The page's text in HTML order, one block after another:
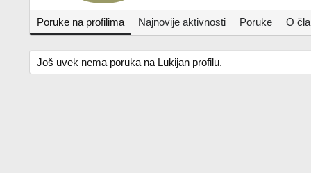
Poruke na profilima Najnovije aktivnosti Poruke O
Još uvek nema poruka na Lukijan profilu.